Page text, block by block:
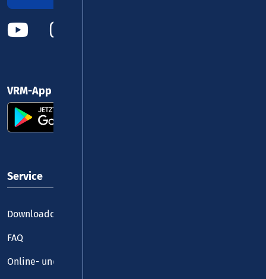
VRM-App nutzen und durchstarten
Service
Downloadcenter
FAQ
Online- und Handy-Tickets